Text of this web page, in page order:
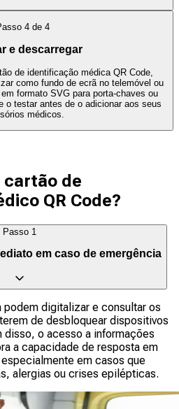
4 de 4
e descarregar
de identificação médica QR Code,
como fundo de ecrã no telemóvel ou
formato SVG para porta-chaves ou
o testar antes de o adicionar aos seus
médicos.
cartão de
QR Code?
Passo 1
em caso de emergência
digitalizar e consultar os
de desbloquear dispositivos
disso, o acesso a informações
a capacidade de resposta em
em casos que
alergias ou crises epilépticas.